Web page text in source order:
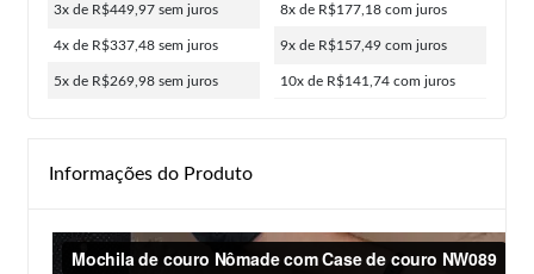
3x de R$449,97 sem juros
4x de R$337,48 sem juros
5x de R$269,98 sem juros
8x de R$177,18 com juros
9x de R$157,49 com juros
10x de R$141,74 com juros
Informações do Produto